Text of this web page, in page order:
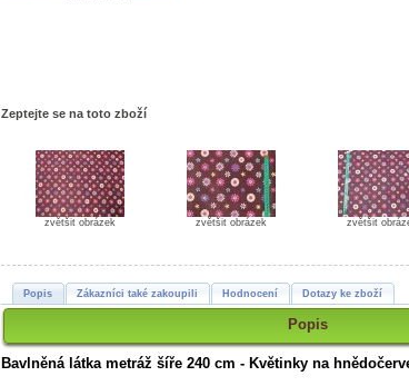
Zeptejte se na toto zboží
zvětšit obrázek zvětšit obrázek zvětšit
Popis Zákazníci také zakoupili Hodnocení Dotazy ke zboží
Popis
Bavlněná látka metráž šíře 240 cm - Květinky na